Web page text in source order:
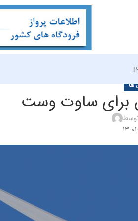
ها
ساوت وست